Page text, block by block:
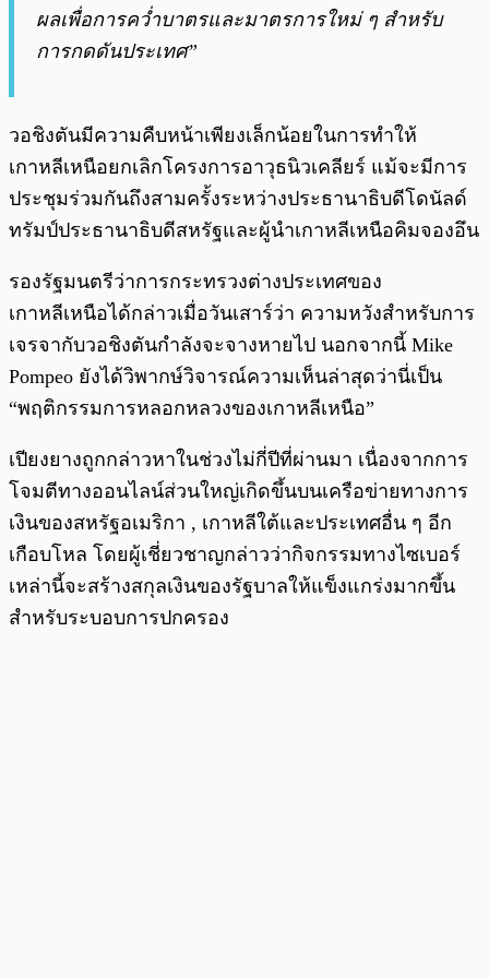
ผลเพื่อการคว่ำบาตรและมาตรการใหม่ ๆ สำหรับ
การกดดันประเทศ”
วอชิงตันมีความคืบหน้าเพียงเล็กน้อยในการทำให้
เกาหลีเหนือยกเลิกโครงการอาวุธนิวเคลียร์ แม้จะมีการ
ประชุมร่วมกันถึงสามครั้งระหว่างประธานาธิบดีโดนัลด์
ทรัมป์ประธานาธิบดีสหรัฐและผู้นำเกาหลีเหนือคิมจองอึน
รองรัฐมนตรีว่าการกระทรวงต่างประเทศของ
เกาหลีเหนือได้กล่าวเมื่อวันเสาร์ว่า ความหวังสำหรับการ
เจรจากับวอชิงตันกำลังจะจางหายไป นอกจากนี้ Mike
Pompeo ยังได้วิพากษ์วิจารณ์ความเห็นล่าสุดว่านี่เป็น
“พฤติกรรมการหลอกหลวงของเกาหลีเหนือ”
เปียงยางถูกกล่าวหาในช่วงไม่กี่ปีที่ผ่านมา เนื่องจากการ
โจมตีทางออนไลน์ส่วนใหญ่เกิดขึ้นบนเครือข่ายทางการ
เงินของสหรัฐอเมริกา , เกาหลีใต้และประเทศอื่น ๆ อีก
เกือบโหล โดยผู้เชี่ยวชาญกล่าวว่ากิจกรรมทางไซเบอร์
เหล่านี้จะสร้างสกุลเงินของรัฐบาลให้แข็งแกร่งมากขึ้น
สำหรับระบอบการปกครอง